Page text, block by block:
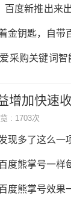
百度新推出来
金钥匙，自
采购关键词
度爱采购有
增加快速
: 1703次
现多了这么
度熊掌号一
度熊掌号效果